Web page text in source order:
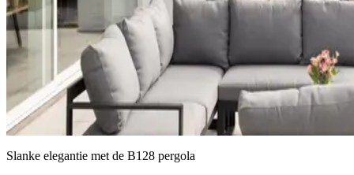
Slanke elegantie met de B128 pergola